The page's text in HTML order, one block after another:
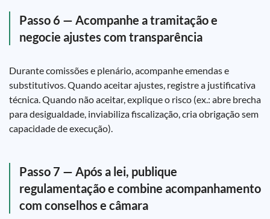
Passo 6 — Acompanhe a tramitação e
negocie ajustes com transparência
Durante comissões e plenário, acompanhe emendas e
substitutivos. Quando aceitar ajustes, registre a justificativa
técnica. Quando não aceitar, explique o risco (ex.: abre brecha
para desigualdade, inviabiliza fiscalização, cria obrigação sem
capacidade de execução).
Passo 7 — Após a lei, publique
regulamentação e combine acompanhamento
com conselhos e câmara